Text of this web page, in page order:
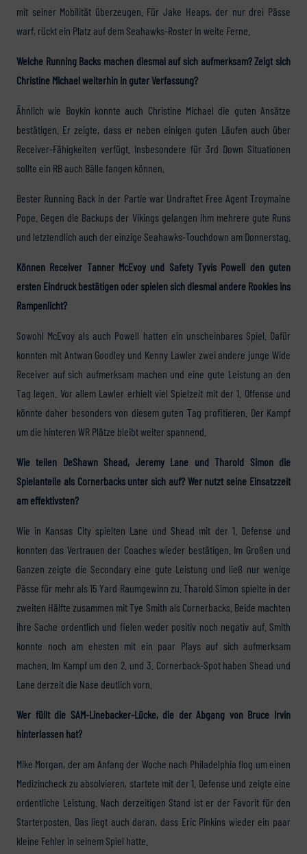
mit seiner Mobilität überzeugen. Für Jake Heaps, der nur drei Pässe
warf, rückt ein Platz auf dem Seahawks-Roster in weite Ferne.
Welche Running Backs machen diesmal auf sich aufmerksam? Zeigt sich
Christine Michael weiterhin in guter Verfassung?
Ähnlich wie Boykin konnte auch Christine Michael die guten Ansätze
bestätigen. Er zeigte, dass er neben einigen guten Läufen auch über
Receiver-Fähigkeiten verfügt. Insbesondere für 3rd Down Situationen
sollte ein RB auch Bälle fangen können.
Bester Running Back in der Partie war Undraftet Free Agent Troymaine
Pope. Gegen die Backups der Vikings gelangen ihm mehrere gute Runs
und letztendlich auch der einzige Seahawks-Touchdown am Donnerstag.
Können Receiver Tanner McEvoy und Safety Tyvis Powell den guten
ersten Eindruck bestätigen oder spielen sich diesmal andere Rookies ins
Rampenlicht?
Sowohl McEvoy als auch Powell hatten ein unscheinbares Spiel. Dafür
konnten mit Antwan Goodley und Kenny Lawler zwei andere junge Wide
Receiver auf sich aufmerksam machen und eine gute Leistung an den
Tag legen. Vor allem Lawler erhielt viel Spielzeit mit der 1. Offense und
könnte daher besonders von diesem guten Tag profitieren. Der Kampf
um die hinteren WR Plätze bleibt weiter spannend.
Wie teilen DeShawn Shead, Jeremy Lane und Tharold Simon die
Spielanteile als Cornerbacks unter sich auf? Wer nutzt seine Einsatzzeit
am effektivsten?
Wie in Kansas City spielten Lane und Shead mit der 1. Defense und
konnten das Vertrauen der Coaches wieder bestätigen. Im Großen und
Ganzen zeigte die Secondary eine gute Leistung und ließ nur wenige
Pässe für mehr als 15 Yard Raumgewinn zu. Tharold Simon spielte in der
zweiten Hälfte zusammen mit Tye Smith als Cornerbacks. Beide machten
ihre Sache ordentlich und fielen weder positiv noch negativ auf. Smith
konnte noch am ehesten mit ein paar Plays auf sich aufmerksam
machen. Im Kampf um den 2. und 3. Cornerback-Spot haben Shead und
Lane derzeit die Nase deutlich vorn.
Wer füllt die SAM-Linebacker-Lücke, die der Abgang von Bruce Irvin
hinterlassen hat?
Mike Morgan, der am Anfang der Woche nach Philadelphia flog um einen
Medizincheck zu absolvieren, startete mit der 1. Defense und zeigte eine
ordentliche Leistung. Nach derzeitigen Stand ist er der Favorit für den
Starterposten. Das liegt auch daran, dass Eric Pinkins wieder ein paar
kleine Fehler in seinem Spiel hatte.